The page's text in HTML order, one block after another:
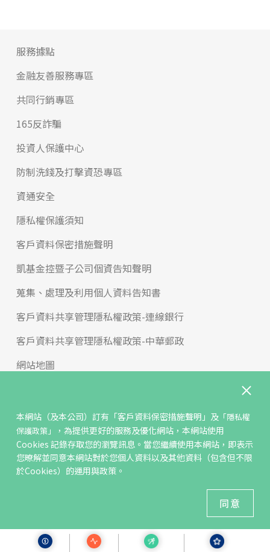
本網站（及本公司）訂有 「客戶資料保密措施聲明」 及「隱私權
保護政策」
，為提供更好的服務及優化網站，本網站使用
Cookies 記錄存取您的瀏覽訊息。當您繼續使用本網站，即表示
您暸解並同意本網站對於您個人資料以及其他資料（包含但不限
於Cookies）的運用與政策。
同意
服務據點
金融友善服務專區
共同行銷專區
165反詐騙
投資人保護中心
防制洗錢及打擊資恐專區
資通安全
隱私權保護須知
客戶資料保密措施聲明
凱基金控暨子公司個資告知聲明
蒐集、處理及利用個人資料告知書
客戶資料共享管理隱私權政策-連線銀行
客戶資料共享管理隱私權政策-中華郵政
網站地圖
免責聲明
聯絡我們
反詐騙專區